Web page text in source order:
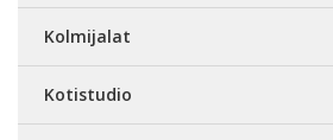
Kolmijalat
Kotistudio